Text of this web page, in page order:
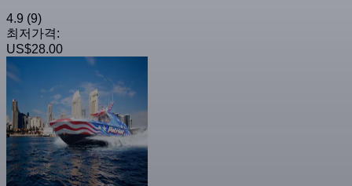
4.9 (9)
최저가격:
US$28.00